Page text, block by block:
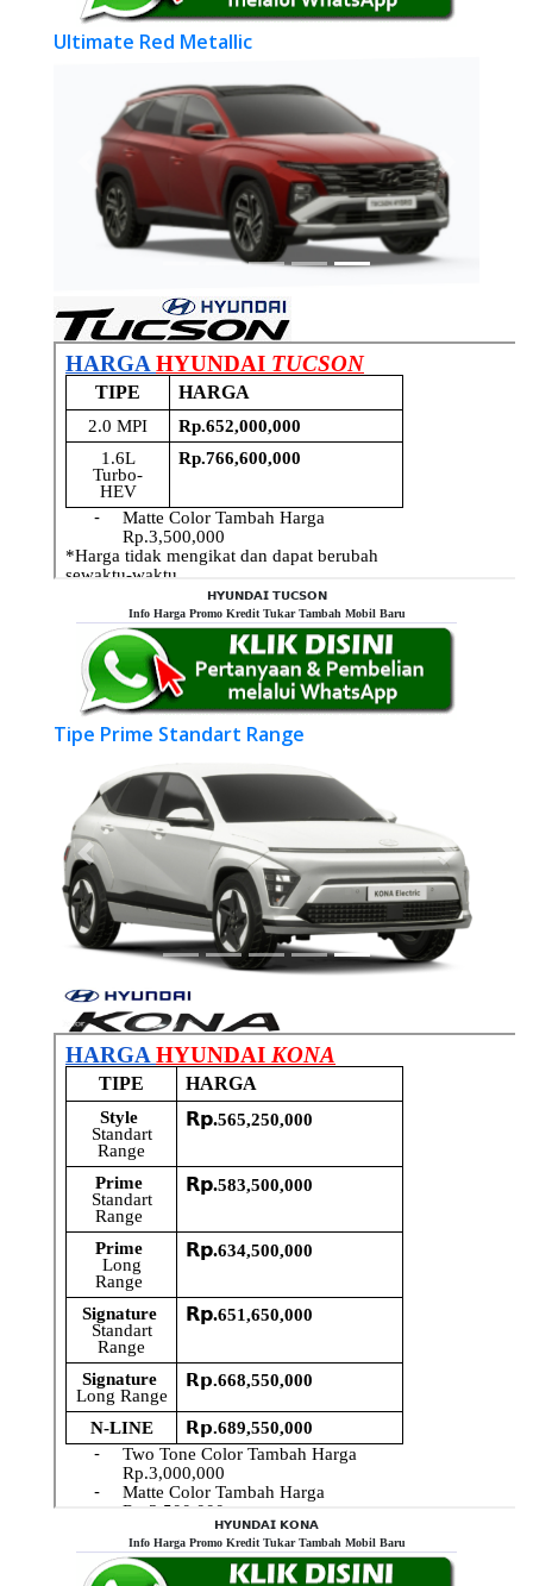
Ultimate Red Metallic
Previous Next
𝗛𝗬𝗨𝗡𝗗𝗔𝗜 𝗧𝗨𝗖𝗦𝗢𝗡
Info Harga Promo Kredit Tukar Tambah Mobil Baru
Tipe Prime Standart Range
Previous Next
𝗛𝗬𝗨𝗡𝗗𝗔𝗜 𝗞𝗢𝗡𝗔
Info Harga Promo Kredit Tukar Tambah Mobil Baru